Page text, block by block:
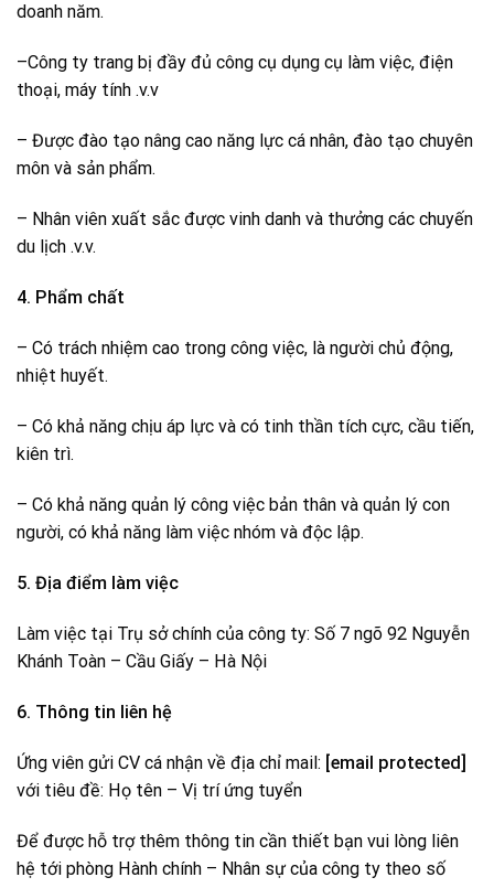
doanh năm.
–Công ty trang bị đầy đủ công cụ dụng cụ làm việc, điện
thoại, máy tính .v.v
– Được đào tạo nâng cao năng lực cá nhân, đào tạo chuyên
môn và sản phẩm.
– Nhân viên xuất sắc được vinh danh và thưởng các chuyến
du lịch .v.v.
4. Phẩm chất
– Có trách nhiệm cao trong công việc, là người chủ động,
nhiệt huyết.
– Có khả năng chịu áp lực và có tinh thần tích cực, cầu tiến,
kiên trì.
– Có khả năng quản lý công việc bản thân và quản lý con
người, có khả năng làm việc nhóm và độc lập.
5. Địa điểm làm việc
Làm việc tại Trụ sở chính của công ty: Số 7 ngõ 92 Nguyễn
Khánh Toàn – Cầu Giấy – Hà Nội
6. Thông tin liên hệ
Ứng viên gửi CV cá nhận về địa chỉ mail: [email protected]
với tiêu đề: Họ tên – Vị trí ứng tuyển
Để được hỗ trợ thêm thông tin cần thiết bạn vui lòng liên
hệ tới phòng Hành chính – Nhân sự của công ty theo số